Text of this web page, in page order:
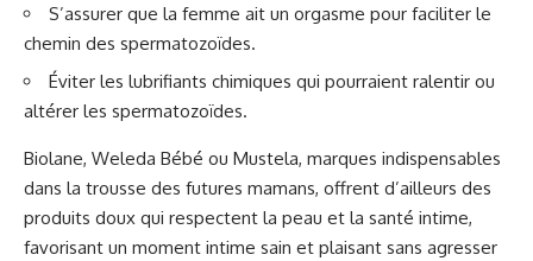
S’assurer que la femme ait un orgasme pour faciliter le
chemin des spermatozoïdes.
Éviter les lubrifiants chimiques qui pourraient ralentir ou
altérer les spermatozoïdes.
Biolane, Weleda Bébé ou Mustela, marques indispensables
dans la trousse des futures mamans, offrent d’ailleurs des
produits doux qui respectent la peau et la santé intime,
favorisant un moment intime sain et plaisant sans agresser